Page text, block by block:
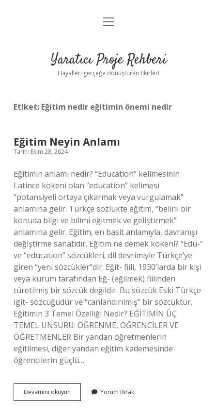
Anasayfa
Yasal Uyarı
menüyü
Yaratıcı Proje Rehberi
Hayalleri gerçeğe dönüştüren fikirler!
Etiket: Eğitim nedir eğitimin önemi nedir
Eğitim Neyin Anlamı
Tarih: Ekim 28, 2024
Eğitimin anlamı nedir? “Education” kelimesinin
Latince kökeni olan “education” kelimesi
“potansiyeli ortaya çıkarmak veya vurgulamak”
anlamına gelir. Türkçe sözlükte eğitim, “belirli bir
konuda bilgi ve bilimi eğitmek ve geliştirmek”
anlamına gelir. Eğitim, en basit anlamıyla, davranışı
değiştirme sanatıdır. Eğitim ne demek kökeni? “Edu-”
ve “education” sözcükleri, dil devrimiyle Türkçe’ye
giren “yeni sözcükler”dir. Eğit- fiili, 1930’larda bir kişi
veya kurum tarafından Eğ- (eğilmek) fiilinden
türetilmiş bir sözcük değildir. Bu sözcük Eski Türkçe
igit- sözcüğüdür ve “canlandırılmış” bir sözcüktür.
Eğitimin 3 Temel Özelliği Nedir? EĞİTİMİN ÜÇ
TEMEL UNSURU: ÖĞRENME, ÖĞRENCİLER VE
ÖĞRETMENLER Bir yandan öğretmenlerin
eğitilmesi, diğer yandan eğitim kademesinde
öğrencilerin güçlü…
Devamını okuyun
Neyin
Yorum Bırak